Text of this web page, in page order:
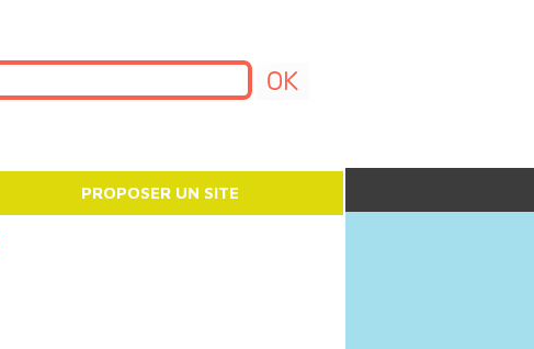
PROPOSER UN SITE